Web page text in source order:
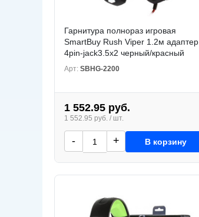
Гарнитура полнораз игровая
SmartBuy Rush Viper 1.2м адаптер
4pin-jack3.5x2 черный/красный
Арт: SBHG-2200
1 552.95 руб.
1 552.95 руб. / шт.
- + В корзину